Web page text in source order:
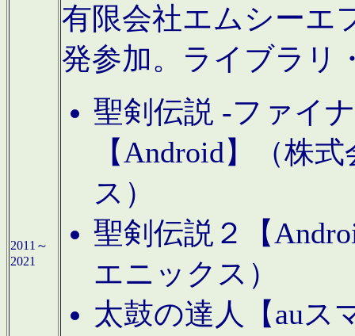
2011～
2021
有限会社エムシーエ
発参加。ライブラリ
聖剣伝説 -ファイ
【Android】（株
ス）
聖剣伝説２【
エニックス）
太鼓の達人【auス